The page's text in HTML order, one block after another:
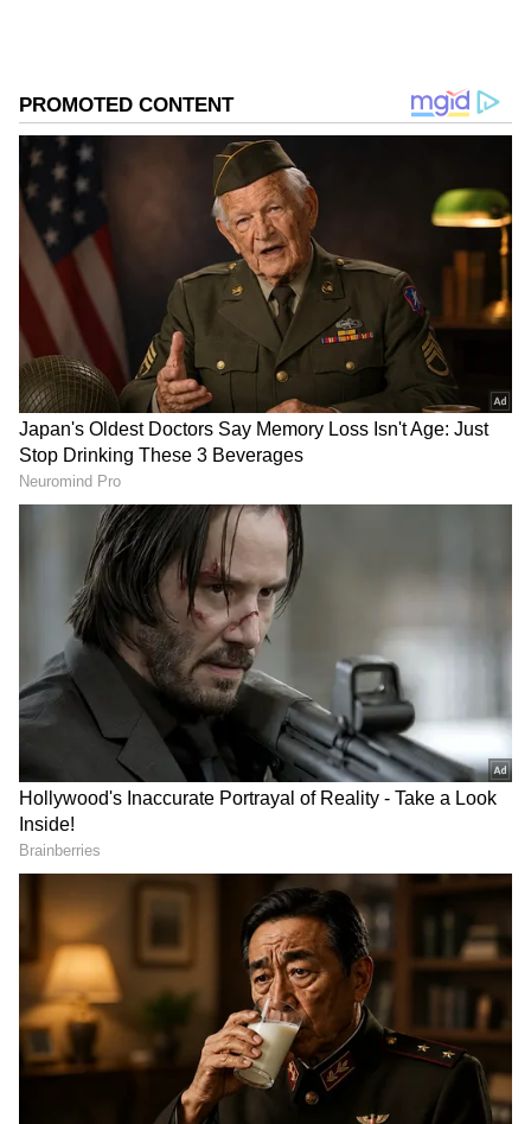
என்பது குறிப்பிடத்தக்கது.
ஏசியாநெட் தமிழ்-ஐ உங்கள் முதன்மைத்
தேர்வாக்குங்கள்
2
3
Image Credit :
டி.கே. சிவக்குமாரின் சொத்து மதிப்பு
கர்நாடக காங்கிரஸ் கட்சியின் மூத்த
தலைவரும், 'டிரபிள் ஷூட்டர்' என்று
அழைக்கப்படுபவருமான டி.கே. சிவக்குமார்,
மொத்தம் ரூ.1,413 கோடி மதிப்பிலான
சொத்துக்களை அறிவித்து இந்தியாவின்